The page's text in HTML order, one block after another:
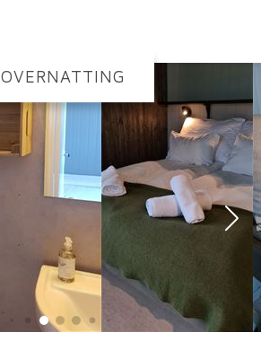
OVERNATTING